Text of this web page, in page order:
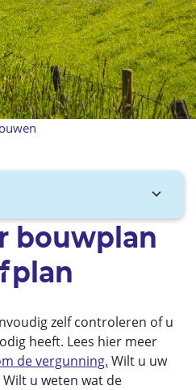
bouwplan
zelf controleren of u
heeft. Lees hier meer
de vergunning. Wilt u uw
u weten wat de